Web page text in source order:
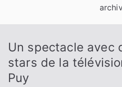
Un spectacle avec
stars de la
Puy